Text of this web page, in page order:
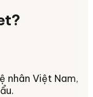
?
nhân Việt Nam,